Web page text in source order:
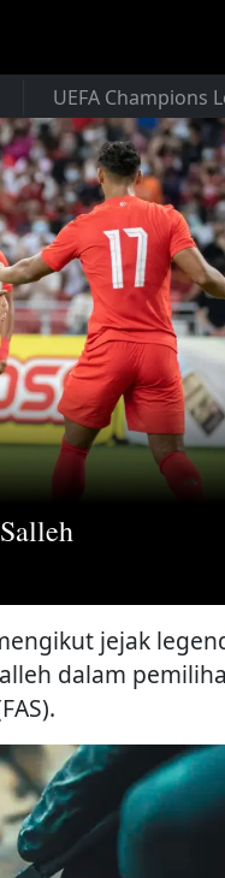
UEFA Champions
jejak
dalam